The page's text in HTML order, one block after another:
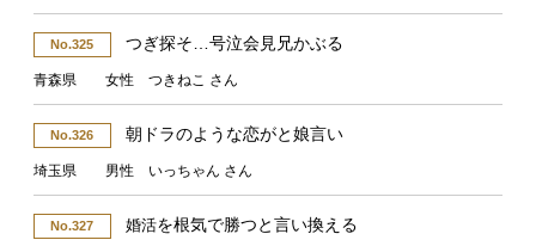
No.325 つぎ探そ…号泣会見兄かぶる
青森県 女性 つきねこ さん
No.326 朝ドラのような恋がと娘言い
埼玉県 男性 いっちゃん さん
No.327 婚活を根気で勝つと言い換える